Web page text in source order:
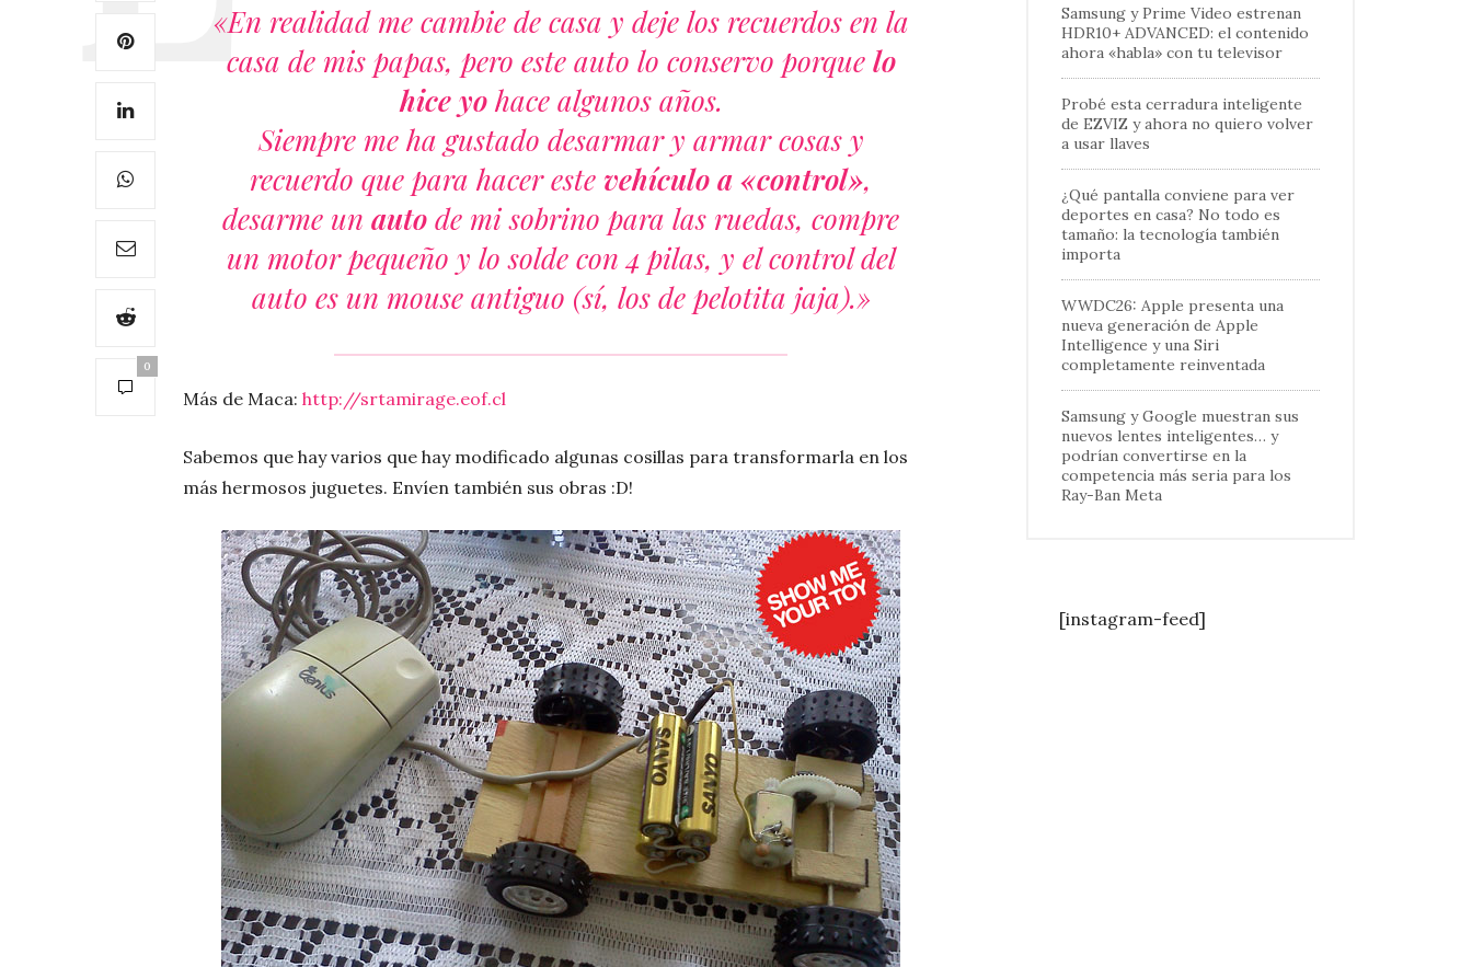
0
«En realidad me cambie de casa y deje los recuerdos en la
casa de mis papas, pero este auto lo conservo porque lo
hice yohace algunos años.
Siempre me ha gustado desarmar y armar cosas y
recuerdo que para hacer este vehículo a «control»,
desarme un auto de mi sobrino para las ruedas, compre
un motor pequeño y lo solde con 4 pilas, y el control del
auto es un mouse antiguo (sí, los de pelotita jaja).»
Más de Maca: http://srtamirage.eof.cl
Sabemos que hay varios que hay modificado algunas cosillas para transformarla en los
más hermosos juguetes. Envíen también sus obras :D!
Samsung y Prime Video estrenan
HDR10+ ADVANCED: el contenido
ahora «habla» con tu televisor
Probé esta cerradura inteligente
de EZVIZ y ahora no quiero volver
a usar llaves
¿Qué pantalla conviene para ver
deportes en casa? No todo es
tamaño: la tecnología también
importa
WWDC26: Apple presenta una
nueva generación de Apple
Intelligence y una Siri
completamente reinventada
Samsung y Google muestran sus
nuevos lentes inteligentes… y
podrían convertirse en la
competencia más seria para los
Ray-Ban Meta
[instagram-feed]